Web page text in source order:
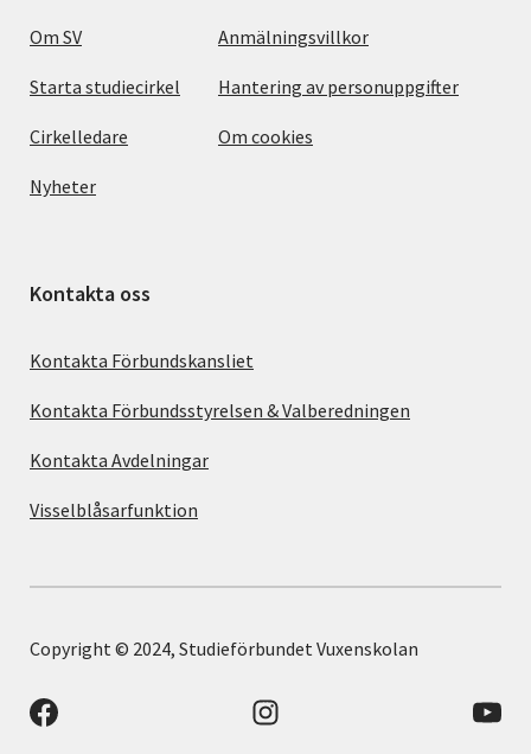
Om SV
Starta studiecirkel
Cirkelledare
Nyheter
Anmälningsvillkor
Hantering av personuppgifter
Om cookies
Kontakta oss
Kontakta Förbundskansliet
Kontakta Förbundsstyrelsen & Valberedningen
Kontakta Avdelningar
Visselblåsarfunktion
Copyright © 2024, Studieförbundet Vuxenskolan